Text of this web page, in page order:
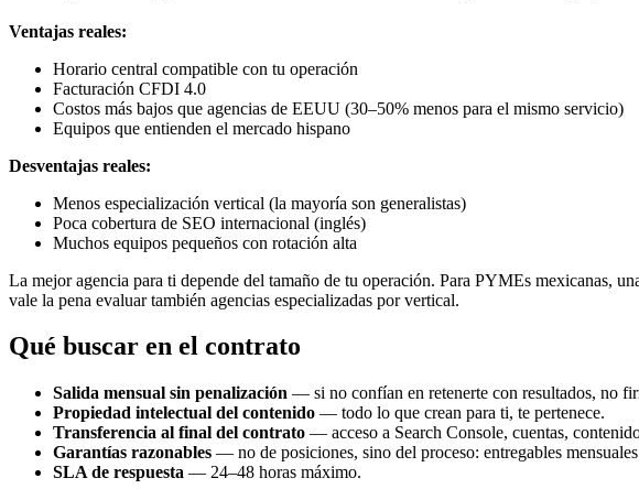
Ventajas reales:
Horario central compatible con tu operación
Facturación CFDI 4.0
Costos más bajos que agencias de EEUU (30–50% menos para el mismo servicio)
Equipos que entienden el mercado hispano
Desventajas reales:
Menos especialización vertical (la mayoría son generalistas)
Poca cobertura de SEO internacional (inglés)
Muchos equipos pequeños con rotación alta
La mejor agencia para ti depende del tamaño de tu operación. Para PYMEs mexicanas,
vale la pena evaluar también agencias especializadas por vertical.
Qué buscar en el contrato
Salida mensual sin penalización — si no confían en retenerte con resultados, no
Propiedad intelectual del contenido — todo lo que crean para ti, te pertenece.
Transferencia al final del contrato — acceso a Search Console, cuentas,
Garantías razonables — no de posiciones, sino del proceso: entregables
SLA de respuesta — 24–48 horas máximo.